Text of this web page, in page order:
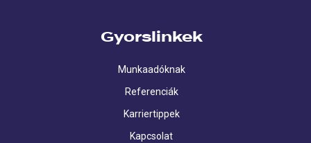
Gyorslinkek
Munkaadóknak
Referenciák
Karriertippek
Kapcsolat